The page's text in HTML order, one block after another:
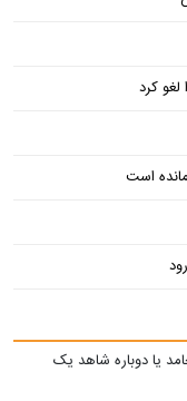
کرد
است
یا دوباره شاهد یک